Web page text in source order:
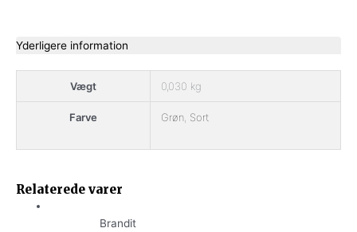
Yderligere information
Vægt 0,030 kg
Farve Grøn Sort
Relaterede varer
Brandit
PRICE
199,00 KR..